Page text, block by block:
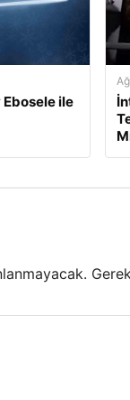
Ebosele ile